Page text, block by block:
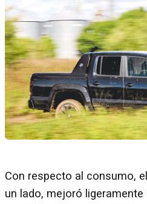
Con respecto al consumo,
un lado, mejoró